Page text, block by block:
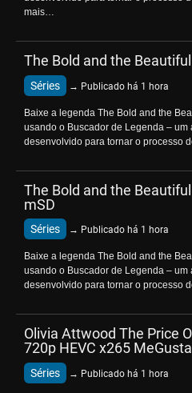
mais…
The Bold and the
Séries → Publicado há 1 hora
Baixe a legenda The Bold and the
usando o Buscador de Legenda –
desenvolvido para tornar o processo
The Bold and the
mSD
Séries → Publicado há 1 hora
Baixe a legenda The Bold and the
usando o Buscador de Legenda –
desenvolvido para tornar o processo
Olivia Attwood The Price
720p HEVC x265 MeGusta
Séries → Publicado há 1 hora